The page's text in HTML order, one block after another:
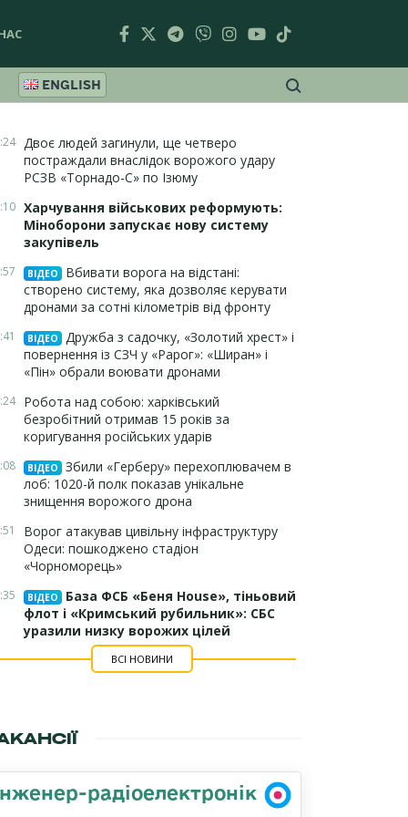
ENGLISH
Двоє людей загинули, ще четверо
постраждали внаслідок ворожого удару
РСЗВ «Торнадо-С» по Ізюму
Харчування військових реформують:
Міноборони запускає нову систему
закупівель
ВІДЕО
Вбивати ворога на відстані:
створено систему, яка дозволяє керувати
дронами за сотні кілометрів від фронту
ВІДЕО
Дружба з садочку, «Золотий хрест» і
повернення із СЗЧ у «Рарог»: «Ширан» і
«Пін» обрали воювати дронами
Робота над собою: харківський
безробітний отримав 15 років за
коригування російських ударів
ВІДЕО
Збили «Герберу» перехоплювачем в
лоб: 1020-й полк показав унікальне
знищення ворожого дрона
Ворог атакував цивільну інфраструктуру
Одеси: пошкоджено стадіон
«Чорноморець»
ВІДЕО
База ФСБ «Беня House», тіньовий
флот і «Кримський рубильник»: СБС
уразили низку ворожих цілей
ВСІ НОВИНИ
радіоелектронік